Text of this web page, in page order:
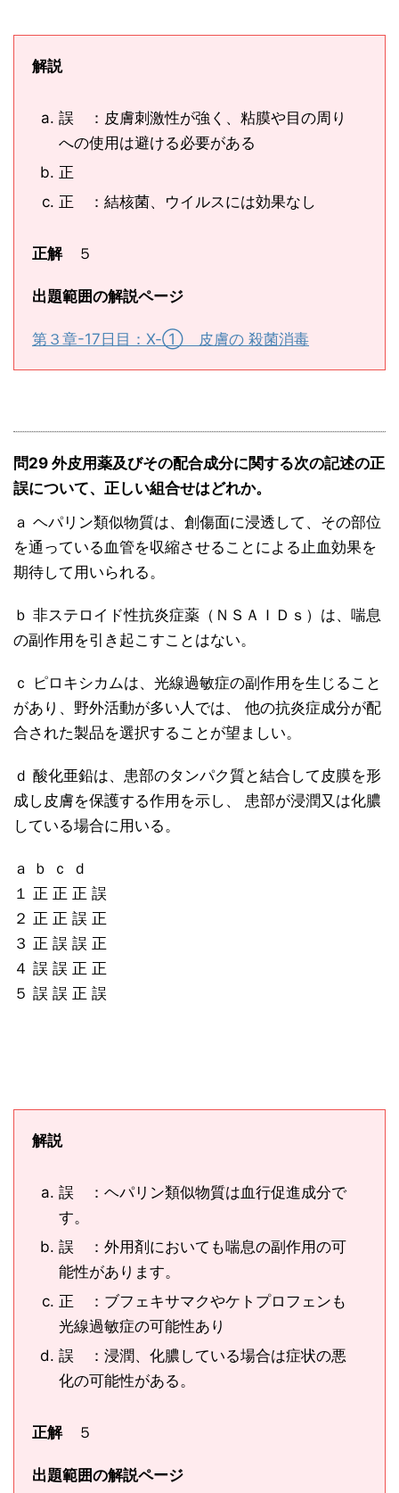
解説
誤 ：皮膚刺激性が強く、粘膜や目の周り
への使用は避ける必要がある
正
正 ：結核菌、ウイルスには効果なし
正解５
出題範囲の解説ページ
第３章-17日目：Ⅹ-① 皮膚の 殺菌消毒
問29 外皮用薬及びその配合成分に関する次の記述の正
誤について、正しい組合せはどれか。
ａ ヘパリン類似物質は、創傷面に浸透して、その部位
を通っている血管を収縮させることによる止血効果を
期待して用いられる。
ｂ 非ステロイド性抗炎症薬（ＮＳＡＩＤｓ）は、喘息
の副作用を引き起こすことはない。
ｃ ピロキシカムは、光線過敏症の副作用を生じること
があり、野外活動が多い人では、 他の抗炎症成分が配
合された製品を選択することが望ましい。
ｄ 酸化亜鉛は、患部のタンパク質と結合して皮膜を形
成し皮膚を保護する作用を示し、 患部が浸潤又は化膿
している場合に用いる。
ａ ｂ ｃ ｄ
１ 正 正 正 誤
２ 正 正 誤 正
３ 正 誤 誤 正
４ 誤 誤 正 正
５ 誤 誤 正 誤
解説
誤 ：ヘパリン類似物質は血行促進成分で
す。
誤 ：外用剤においても喘息の副作用の可
能性があります。
正 ：ブフェキサマクやケトプロフェンも
光線過敏症の可能性あり
誤 ：浸潤、化膿している場合は症状の悪
化の可能性がある。
正解５
出題範囲の解説ページ